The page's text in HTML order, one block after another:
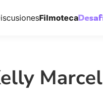
Filmoteca
Marcel